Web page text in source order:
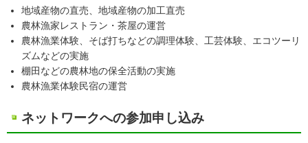
地域産物の直売、地域産物の加工直売
農林漁家レストラン・茶屋の運営
農林漁業体験、そば打ちなどの調理体験、工芸体験、エコツーリ
ズムなどの実施
棚田などの農林地の保全活動の実施
農林漁業体験民宿の運営
ネットワークへの参加申し込み